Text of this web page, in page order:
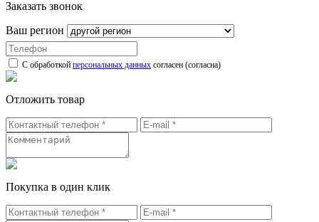
Заказать звонок
Ваш регион
С обработкой персональных данных согласен (согласна)
Отложить товар
Покупка в один клик